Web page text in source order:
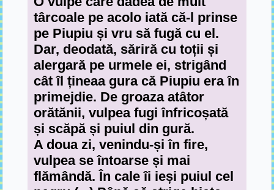
târcoale pe acolo iată că-l prinse
pe Piupiu și vru să fugă cu el.
Dar, deodată, săriră cu toții și
alergară pe urmele ei, strigând
cât îl țineaa gura că Piupiu era în
primejdie. De groaza atâtor
orătănii, vulpea fugi înfricoșată
și scăpă și puiul din gură.
A doua zi, venindu-și în fire,
vulpea se întoarse și mai
flămândă. În cale îi ieși puiul cel